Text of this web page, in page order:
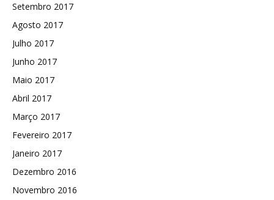
Setembro 2017
Agosto 2017
Julho 2017
Junho 2017
Maio 2017
Abril 2017
Março 2017
Fevereiro 2017
Janeiro 2017
Dezembro 2016
Novembro 2016